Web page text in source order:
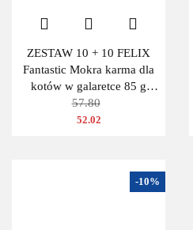
ZESTAW 10 + 10 FELIX
Fantastic Mokra karma dla
kotów w galaretce 85 g
wołowina + łosoś
57.80
52.02
-10%